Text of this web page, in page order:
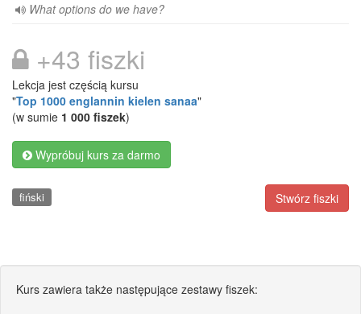
What options do we have?
+43 fiszki
Lekcja jest częścią kursu
"Top 1000 englannin kielen sanaa"
(w sumie 1 000 fiszek)
Wypróbuj kurs za darmo
Stwórz fiszki
fiński
Kurs zawiera także następujące zestawy fiszek: